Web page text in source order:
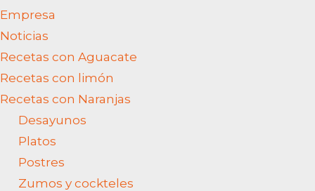
Empresa
Noticias
Recetas con Aguacate
Recetas con limón
Recetas con Naranjas
Desayunos
Platos
Postres
Zumos y cockteles